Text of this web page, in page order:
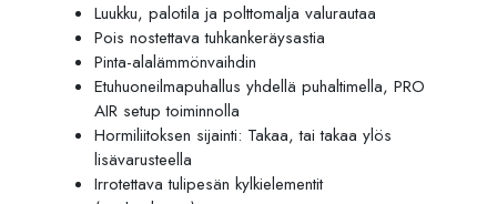
Luukku, palotila ja polttomalja valurautaa
Pois nostettava tuhkankeräysastia
Pinta-alalämmönvaihdin
Etuhuoneilmapuhallus yhdellä puhaltimella, PRO
AIR setup toiminnolla
Hormiliitoksen sijainti: Takaa, tai takaa ylös
lisävarusteella
Irrotettava tulipesän kylkielementit